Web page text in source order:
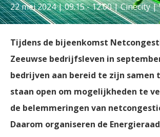
22 mei 2024 | 09.15 - 12.00 | Cinecity |
Tijdens de bijeenkomst
Zeeuwse bedrijfsleven in
bedrijven aan bereid te zijn samen
staan open om mogelijkheden te
de belemmeringen van
Daarom organiseren de